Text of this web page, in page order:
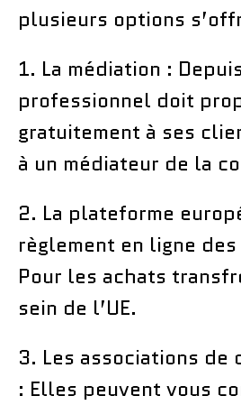
plusieurs options
1. La médiation :
professionnel doit
gratuitement à ses
à un médiateur de la
2. La plateforme
règlement en ligne
Pour les achats
sein de l’UE.
3. Les associations de
: Elles peuvent vous